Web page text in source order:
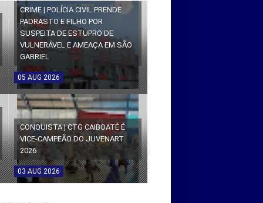
CRIME | POLÍCIA CIVIL PRENDE
PADRASTO E FILHO POR
SUSPEITA DE ESTUPRO DE
VULNERÁVEL E AMEAÇA EM SÃO
GABRIEL
05 AUG 2026
CONQUISTA | CTG CAIBOATÉ É
VICE-CAMPEÃO DO JUVENART
2026
03 AUG 2026